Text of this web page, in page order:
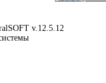
v.12.5.12